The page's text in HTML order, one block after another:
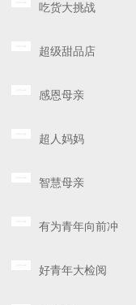
吃货大挑战
超级甜品店
感恩母亲
超人妈妈
智慧母亲
有为青年向前冲
好青年大检阅